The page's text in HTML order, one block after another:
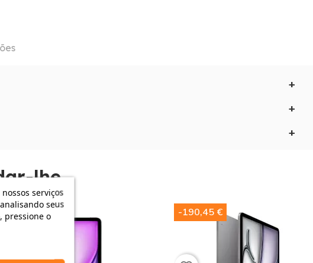
está num táxi ou num lounge. Com o
lhe​
-190,45 €
serviços
seus
pressione o